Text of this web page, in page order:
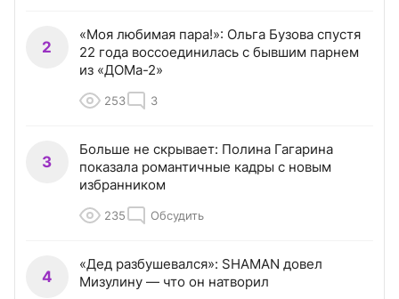
2
«Моя любимая пара!»: Ольга Бузова спустя
22 года воссоединилась с бывшим парнем
из «ДОМа-2»
253 3
3
Больше не скрывает: Полина Гагарина
показала романтичные кадры с новым
избранником
235 Обсудить
4
«Дед разбушевался»: SHAMAN довел
Мизулину — что он натворил